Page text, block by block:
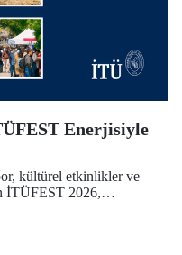
Enerjisiyle
kültürel etkinlikler ve
İTÜFEST 2026,